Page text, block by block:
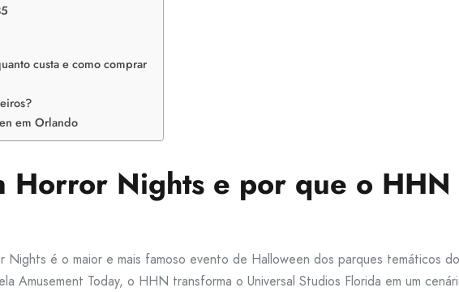
custa e como comprar
em Orlando
Horror Nights e por que o
Nights é o maior e mais famoso evento de Halloween dos parques temáticos
Amusement Today, o HHN transforma o Universal Studios Florida em um